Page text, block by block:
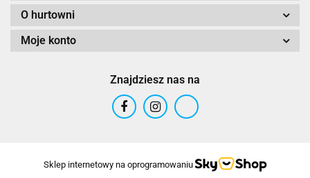
O hurtowni
Moje konto
Znajdziesz nas na
Sklep internetowy na oprogramowaniu